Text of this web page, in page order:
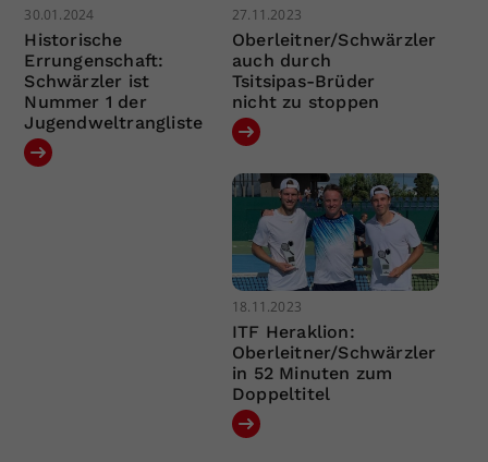
30.01.2024
Historische
Errungenschaft:
Schwärzler ist
Nummer 1 der
Jugendweltrangliste
27.11.2023
Oberleitner/Schwärzler
auch durch
Tsitsipas-Brüder
nicht zu stoppen
18.11.2023
ITF Heraklion:
Oberleitner/Schwärzler
in 52 Minuten zum
Doppeltitel